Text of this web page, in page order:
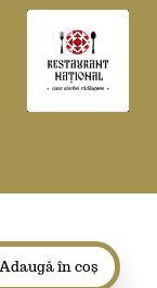
Adaugă în coș